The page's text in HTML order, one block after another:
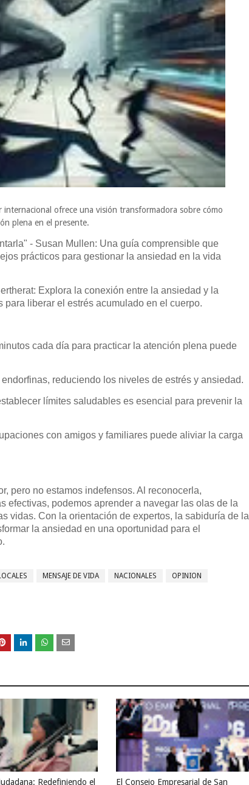
ofrece una visión transformadora sobre cómo
plena en el presente.
- Susan Mullen: Una guía comprensible que
prácticos para gestionar la ansiedad en la vida
Explora la conexión entre la ansiedad y la
liberar el estrés acumulado en el cuerpo.
cada día para practicar la atención plena puede
reduciendo los niveles de estrés y ansiedad.
límites saludables es esencial para prevenir la
con amigos y familiares puede aliviar la carga
pero no estamos indefensos. Al reconocerla,
efectivas, podemos aprender a navegar las olas de la
vidas. Con la orientación de expertos, la sabiduría de la
la ansiedad en una oportunidad para el
MENSAJE DE VIDA NACIONALES
OPINION
Redefiniendo el El Consejo Empresarial de San